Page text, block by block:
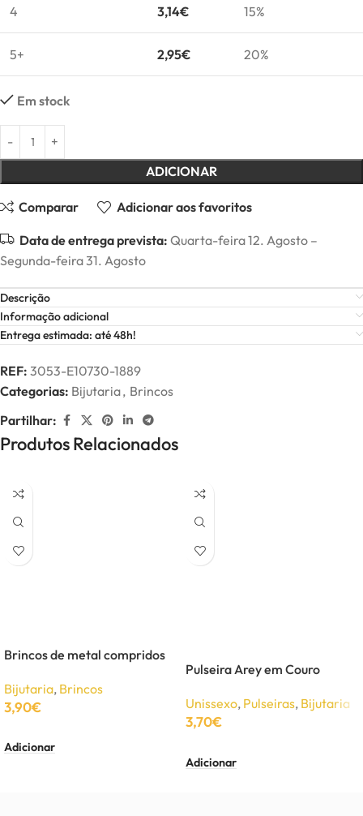
4 3,14€ 15%
5+ 2,95€ 20%
Em stock
ADICIONAR
Comparar Adicionar aos favoritos
Data de entrega prevista: Quarta-feira 12. Agosto –
Segunda-feira 31. Agosto
Descrição
Informação adicional
Entrega estimada: até 48h!
REF: 3053-E10730-1889
Categorias: Bijutaria, Brincos
Partilhar:
Produtos Relacionados
Brincos de metal compridos
Bijutaria, Brincos
3,90€
Adicionar
Pulseira Arey em Couro
Unissexo, Pulseiras, Bijutaria
3,70€
Adicionar